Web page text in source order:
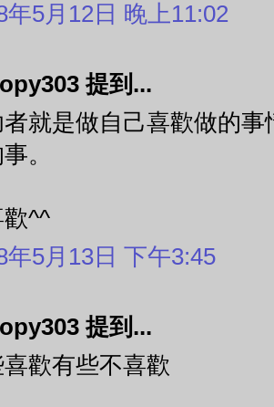
年5月12日 晚上11:02
提到...
者就是做自己喜歡做的
。
^^
年5月13日 下午3:45
提到...
歡有些不喜歡